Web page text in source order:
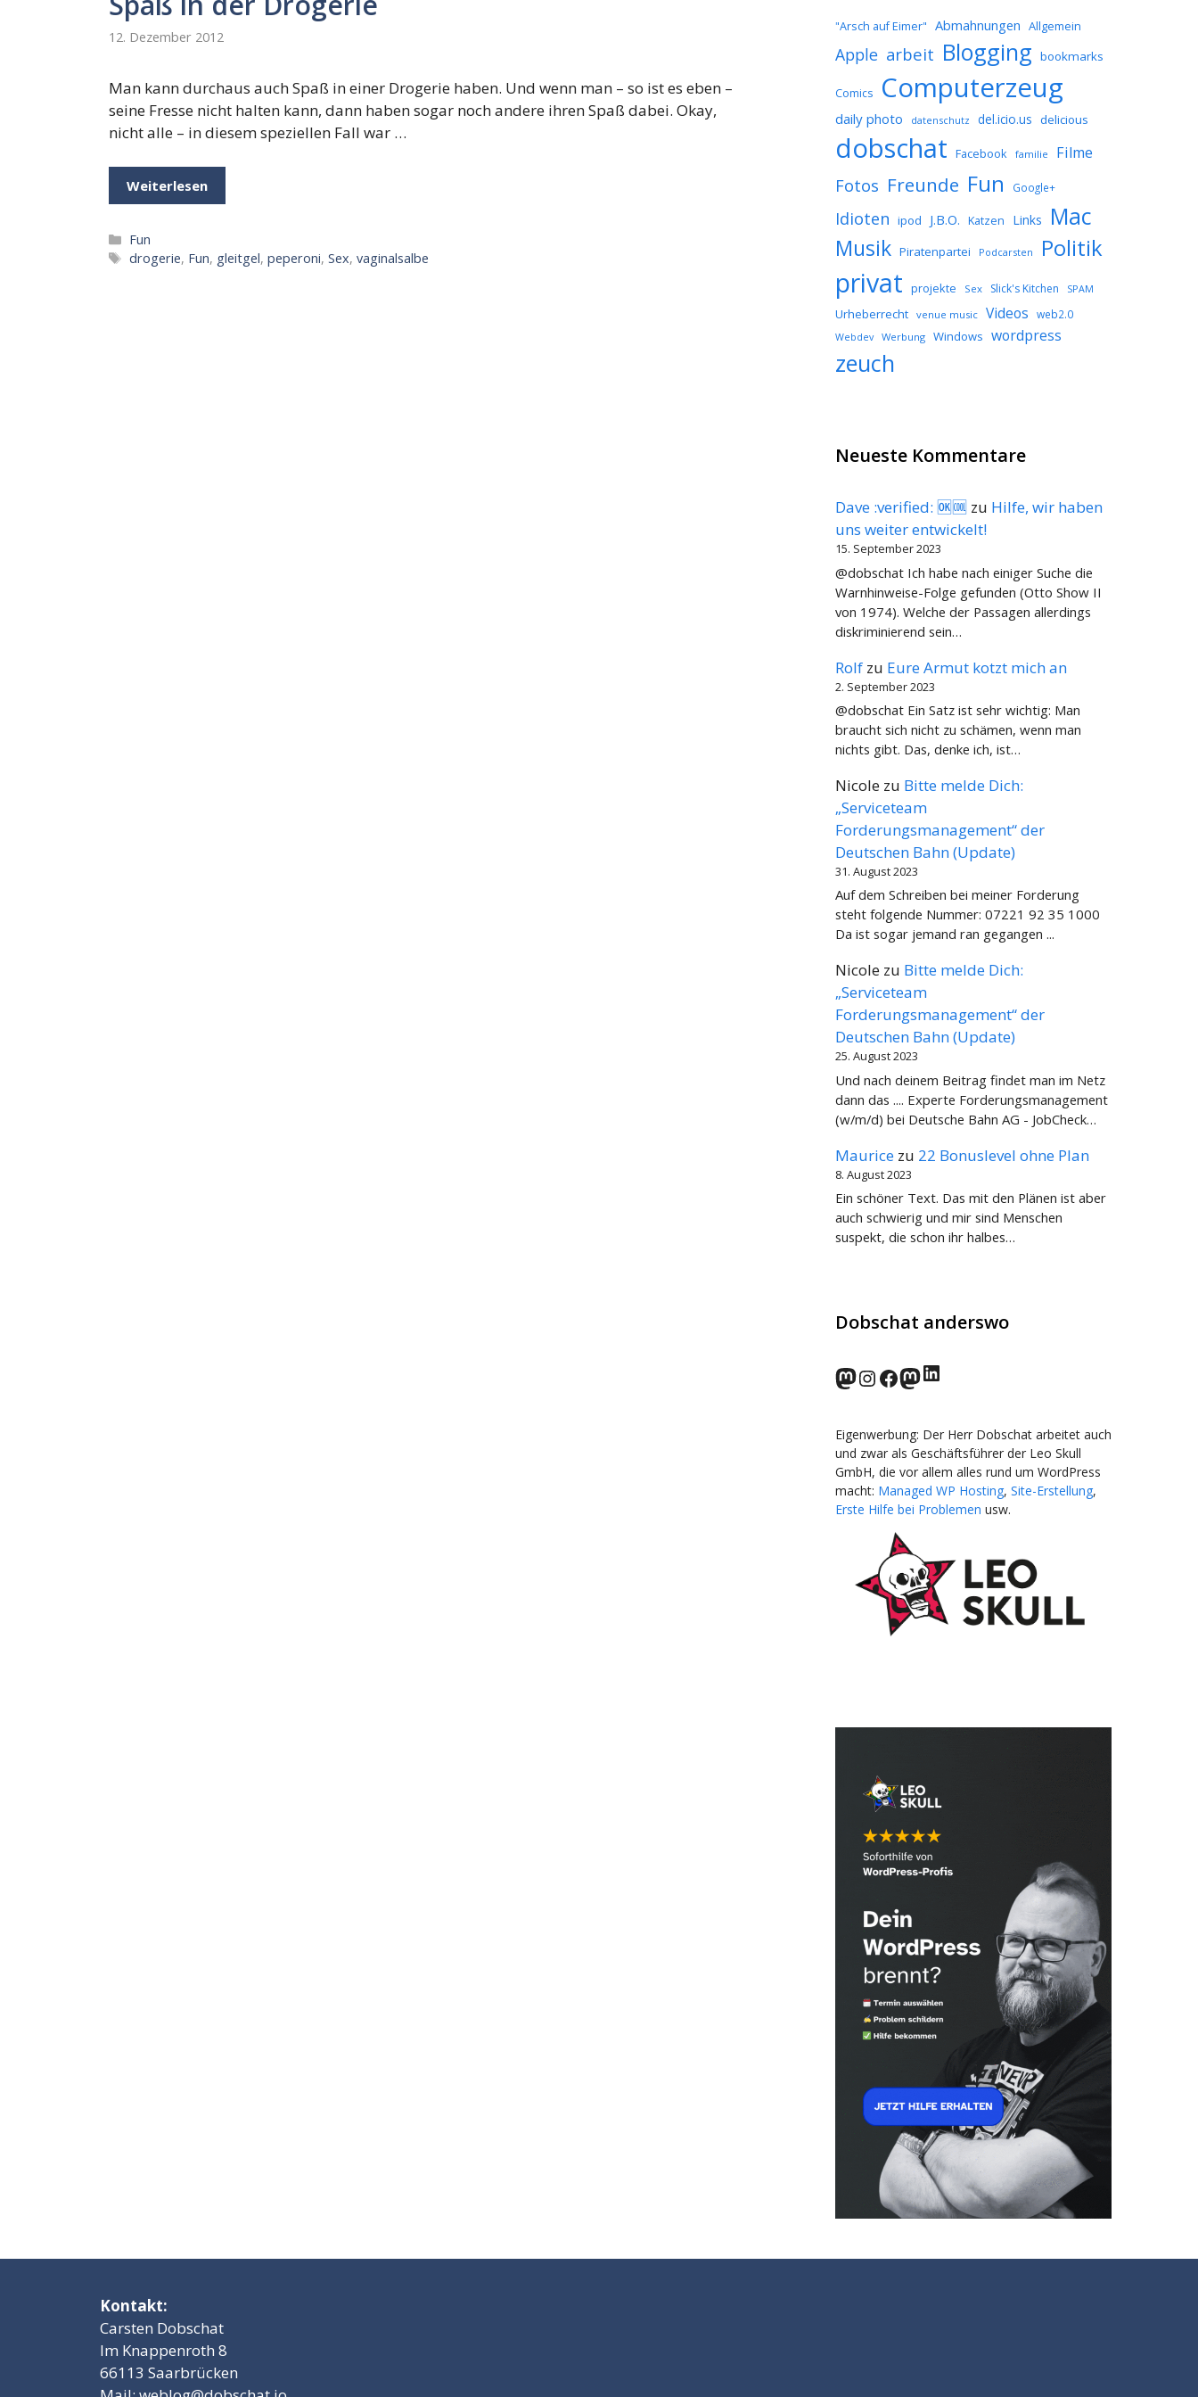
12. Dezember 2012
Man kann durchaus auch Spaß in einer Drogerie haben. Und wenn man – so ist es eben –
seine Fresse nicht halten kann, dann haben sogar noch andere ihren Spaß dabei. Okay,
nicht alle – in diesem speziellen Fall war …
Weiterlesen
Kategorien
Fun
Schlagwörter
drogerie, Fun, gleitgel,peperoni,Sex,vaginalsalbe
"Arsch auf Eimer" Abmahnungen Allgemein
Apple arbeit Blogging bookmarks
Comics Computerzeug
daily photo datenschutz del.icio.us delicious
dobschat Facebook familie Filme
Fotos Freunde Fun Google+
Idioten ipod J.B.O. Katzen Links Mac
Musik Piratenpartei Podcarsten Politik
privat projekte Sex Slick's Kitchen SPAM
Urheberrecht venue music Videos web2.0
Webdev Werbung Windows wordpress
zeuch
Neueste Kommentare
Dave :verified: 🆗🆒 zu Hilfe, wir haben
uns weiter entwickelt!
15. September 2023
@dobschat Ich habe nach einiger Suche die
Warnhinweise-Folge gefunden (Otto Show II
von 1974). Welche der Passagen allerdings
diskriminierend sein…
Rolf zu Eure Armut kotzt mich an
2. September 2023
@dobschat Ein Satz ist sehr wichtig: Man
braucht sich nicht zu schämen, wenn man
nichts gibt. Das, denke ich, ist…
Nicole zu Bitte melde Dich:
„Serviceteam
Forderungsmanagement“ der
Deutschen Bahn (Update)
31. August 2023
Auf dem Schreiben bei meiner Forderung
steht folgende Nummer: 07221 92 35 1000
Da ist sogar jemand ran gegangen ...
Nicole zu Bitte melde Dich:
„Serviceteam
Forderungsmanagement“ der
Deutschen Bahn (Update)
25. August 2023
Und nach deinem Beitrag findet man im Netz
dann das .... Experte Forderungsmanagement
(w/m/d) bei Deutsche Bahn AG - JobCheck…
Maurice zu 22 Bonuslevel ohne Plan
8. August 2023
Ein schöner Text. Das mit den Plänen ist aber
auch schwierig und mir sind Menschen
suspekt, die schon ihr halbes…
Dobschat anderswo
norden.social
Instagram
Facebook
wp-punks.social
LinkedIn
Eigenwerbung: Der Herr Dobschat arbeitet auch
und zwar als Geschäftsführer der Leo Skull
GmbH, die vor allem alles rund um WordPress
macht: Managed WP Hosting, Site-Erstellung,
Erste Hilfe bei Problemen usw.
Kontakt:
Carsten Dobschat
Im Knappenroth 8
66113 Saarbrücken